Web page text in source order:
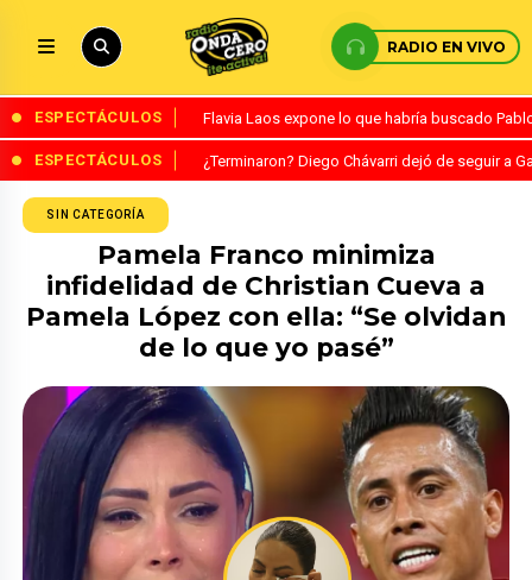
RADIO EN VIVO
ESPECTÁCULOS Flavia Laos expone lo que habría buscado
ESPECTÁCULOS ¿Terminaron? Diego Chávarri dejó de seguir a
SIN CATEGORÍA
Pamela Franco minimiza
infidelidad de Christian Cueva a
Pamela López con ella: “Se olvidan
de lo que yo pasé”